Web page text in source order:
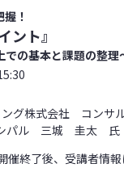
！
ント』
での基本と課題の整理
ング株式会社 コン
パル 三城 圭太 氏
終了後、受講者情報